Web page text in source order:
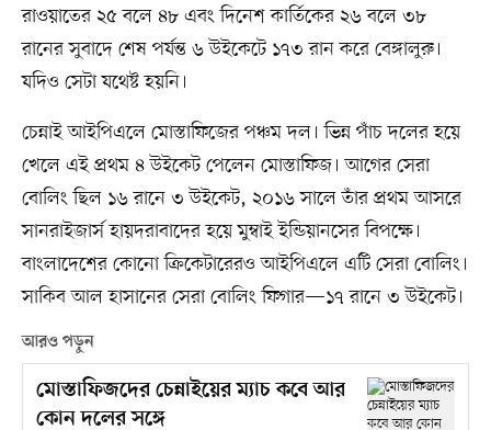
রাওয়াতের ২৫ বলে ৪৮ এবং দিনেশ কার্তিকের ২৬ বলে ৩৮
রানের সুবাদে শেষ পর্যন্ত ৬ উইকেটে ১৭৩ রান করে বেঙ্গালুরু।
যদিও সেটা যথেষ্ট হয়নি।
চেন্নাই আইপিএলে মোস্তাফিজের পঞ্চম দল। ভিন্ন পাঁচ দলের হয়ে
খেলে এই প্রথম ৪ উইকেট পেলেন মোস্তাফিজ। আগের সেরা
বোলিং ছিল ১৬ রানে ৩ উইকেট, ২০১৬ সালে তাঁর প্রথম আসরে
সানরাইজার্স হায়দরাবাদের হয়ে মুম্বাই ইন্ডিয়ানসের বিপক্ষে।
বাংলাদেশের কোনো ক্রিকেটারেরও আইপিএলে এটি সেরা বোলিং।
সাকিব আল হাসানের সেরা বোলিং ফিগার—১৭ রানে ৩ উইকেট।
আরও পড়ুন
মোস্তাফিজদের চেন্নাইয়ের ম্যাচ কবে আর
কোন দলের সঙ্গে